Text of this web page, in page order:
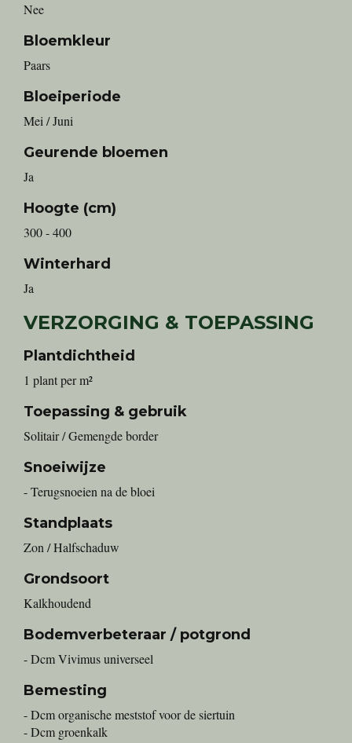
Nee
Bloemkleur
Paars
Bloeiperiode
Mei / Juni
Geurende bloemen
Ja
Hoogte (cm)
300 - 400
Winterhard
Ja
VERZORGING & TOEPASSING
Plantdichtheid
1 plant per m²
Toepassing & gebruik
Solitair / Gemengde border
Snoeiwijze
- Terugsnoeien na de bloei
Standplaats
Zon / Halfschaduw
Grondsoort
Kalkhoudend
Bodemverbeteraar / potgrond
- Dcm Vivimus universeel
Bemesting
- Dcm organische meststof voor de siertuin
- Dcm groenkalk